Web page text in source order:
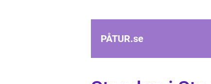
PÅTUR.se